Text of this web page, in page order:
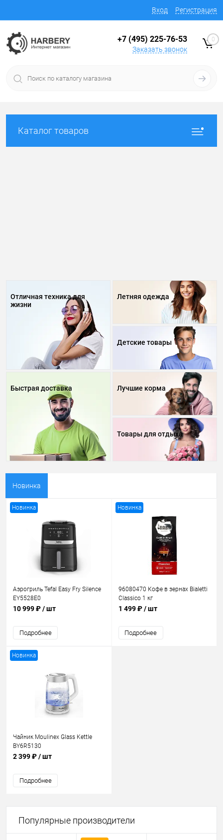
Вход Регистрация
+7 (495) 225-76-53
Заказать звонок
0
Каталог товаров
Отличная техника для
жизни
Летняя одежда
Детские товары
Быстрая доставка Лучшие корма
Товары для отдыха
Новинка
Новинка
Аэрогриль Tefal Easy Fry Silence
EY5528E0
10 999 ₽/ шт
Подробнее
Новинка
96080470 Кофе в зернах Bialetti
Classico 1 кг
1 499 ₽/ шт
Подробнее
Новинка
Чайник Moulinex Glass Kettle
BY6R5130
2 399 ₽/ шт
Подробнее
Популярные производители